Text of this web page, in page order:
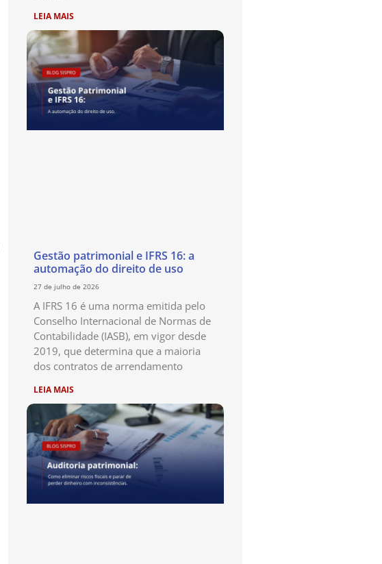
LEIA MAIS
Gestão patrimonial e IFRS 16: a
automação do direito de uso
27 de julho de 2026
A IFRS 16 é uma norma emitida pelo
Conselho Internacional de Normas de
Contabilidade (IASB), em vigor desde
2019, que determina que a maioria
dos contratos de arrendamento
LEIA MAIS